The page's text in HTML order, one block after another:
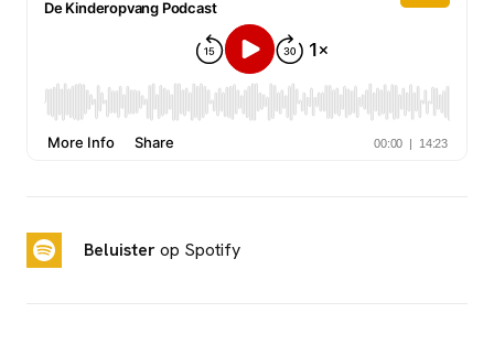
Beluisterop Spotify